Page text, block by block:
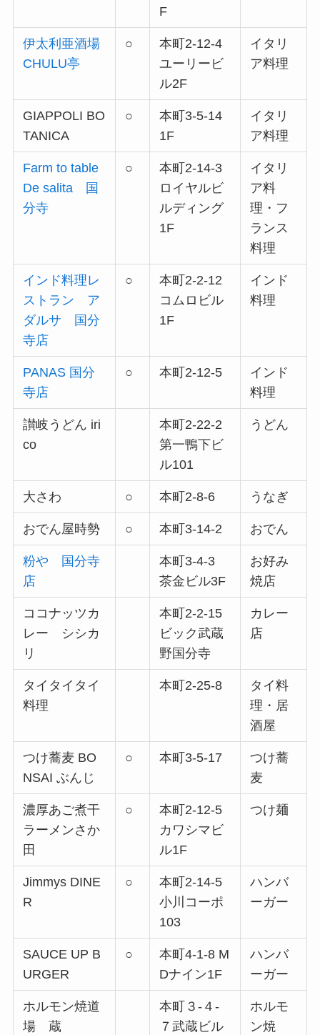
F
伊太利亜酒場
CHULU亭
○
本町2-12-4
ユーリービ
ル2F
イタリ
ア料理
GIAPPOLI BO
TANICA
○
本町3-5-14
1F
イタリ
ア料理
Farm to table
De salita 国
分寺
○
本町2-14-3
ロイヤルビ
ルディング
1F
イタリ
ア料
理・フ
ランス
料理
インド料理レ
ストラン ア
ダルサ 国分
寺店
○
本町2-2-12
コムロビル
1F
インド
料理
PANAS 国分
寺店
○ 本町2-12-5
インド
料理
讃岐うどん iri
co
本町2-22-2
第一鴨下ビ
ル101
うどん
大さわ ○ 本町2-8-6 うなぎ
おでん屋時勢 ○ 本町3-14-2 おでん
粉や 国分寺
店
本町3-4-3
茶金ビル3F
お好み
焼店
ココナッツカ
レー シシカ
リ
本町2-2-15
ビック武蔵
野国分寺
カレー
店
タイタイタイ
料理
本町2-25-8
タイ料
理・居
酒屋
つけ蕎麦 BO
NSAI ぶんじ
○ 本町3-5-17
つけ蕎
麦
濃厚あご煮干
ラーメンさか
田
○
本町2-12-5
カワシマビ
ル1F
つけ麺
Jimmys DINE
R
○
本町2-14-5
小川コーポ
103
ハンバ
ーガー
SAUCE UP B
URGER
○
本町4-1-8 M
Dナイン1F
ハンバ
ーガー
ホルモン焼道
場 蔵
本町３-４-
７武蔵ビル
ホルモ
ン焼